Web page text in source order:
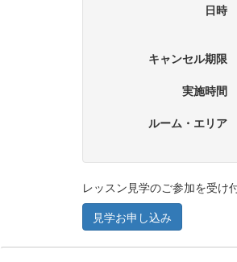
日時
キャンセル期限
実施時間
ルーム・エリア
レッスン見学のご参加を受け
見学お申し込み